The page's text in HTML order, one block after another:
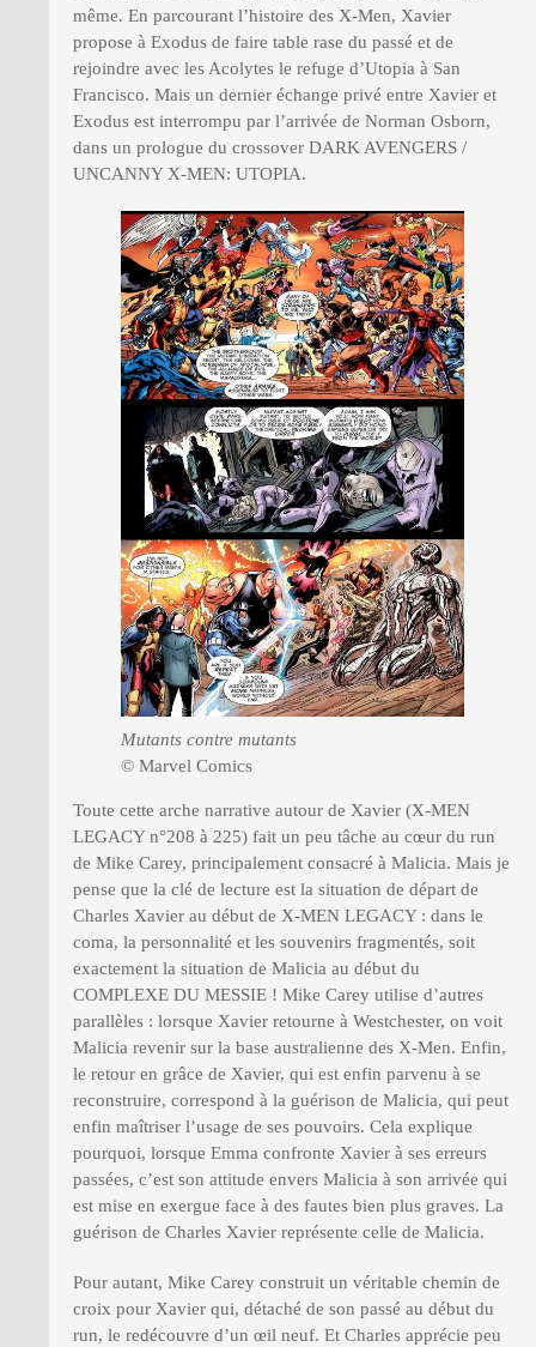
même. En parcourant l’histoire des X-Men, Xavier
propose à Exodus de faire table rase du passé et de
rejoindre avec les Acolytes le refuge d’Utopia à San
Francisco. Mais un dernier échange privé entre Xavier et
Exodus est interrompu par l’arrivée de Norman Osborn,
dans un prologue du crossover DARK AVENGERS /
UNCANNY X-MEN: UTOPIA.
Mutants contre mutants
© Marvel Comics
Toute cette arche narrative autour de Xavier (X-MEN
LEGACY n°208 à 225) fait un peu tâche au cœur du run
de Mike Carey, principalement consacré à Malicia. Mais je
pense que la clé de lecture est la situation de départ de
Charles Xavier au début de X-MEN LEGACY : dans le
coma, la personnalité et les souvenirs fragmentés, soit
exactement la situation de Malicia au début du
COMPLEXE DU MESSIE ! Mike Carey utilise d’autres
parallèles : lorsque Xavier retourne à Westchester, on voit
Malicia revenir sur la base australienne des X-Men. Enfin,
le retour en grâce de Xavier, qui est enfin parvenu à se
reconstruire, correspond à la guérison de Malicia, qui peut
enfin maîtriser l’usage de ses pouvoirs. Cela explique
pourquoi, lorsque Emma confronte Xavier à ses erreurs
passées, c’est son attitude envers Malicia à son arrivée qui
est mise en exergue face à des fautes bien plus graves. La
guérison de Charles Xavier représente celle de Malicia.
Pour autant, Mike Carey construit un véritable chemin de
croix pour Xavier qui, détaché de son passé au début du
run, le redécouvre d’un œil neuf. Et Charles apprécie peu